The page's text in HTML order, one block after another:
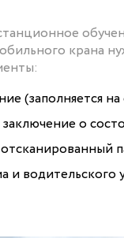
крана
(заполняется на
о
и водительского